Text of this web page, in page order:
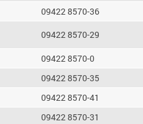
09422 8570-36
09422 8570-29
09422 8570-0
09422 8570-35
09422 8570-41
09422 8570-31